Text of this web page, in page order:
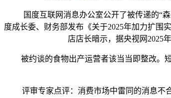
国度互联网消息办公室公开了被传递的“森
度成长委、财务部发布《关于2025年加力扩围
店店长暗示，据央视网2025
被约谈的食物出产运营者该当当即整改。短
评审专家点评：消费市场中雷同的消息不合